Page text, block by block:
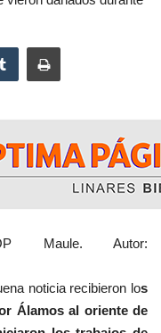
Maule. Autor:
los
Álamos al oriente de